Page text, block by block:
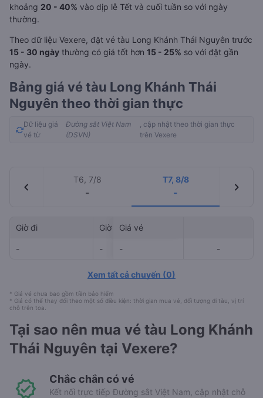
khoảng 20 - 40% vào dịp lễ Tết và cuối tuần so với ngày
thường.
Theo dữ liệu Vexere, đặt vé tàu Long Khánh Thái Nguyên trước
15 - 30 ngày thường có giá tốt hơn 15 - 25% so với đặt gần
ngày.
Bảng giá vé tàu Long Khánh Thái
Nguyên theo thời gian thực
Dữ liệu giá
vé từ
Đường sắt Việt Nam
(DSVN)
, cập nhật theo thời gian thực
trên Vexere
chevron_left
T6, 7/8
-
T7, 8/8
- chevron_right
Giờ đi Giờ đếnGiá vé
- - - -
-
Xem tất cả chuyến (0)
* Giá vé chưa bao gồm tiền bảo hiểm
* Giá có thể thay đổi theo một số điều kiện: thời gian mua vé, đối tượng đi tàu, vị trí
chỗ trên toa.
Tại sao nên mua vé tàu Long Khánh
Thái Nguyên tại Vexere?
Chắc chắn có vé
Kết nối trực tiếp Đường sắt Việt Nam, cập nhật chỗ